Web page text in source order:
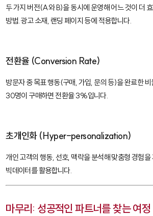
두 가지 버전(A와 B)을 동시에 운영해 어느 것이 더
방법. 광고 소재, 랜딩 페이지 등에 적용합니다.
전환율 (Conversion Rate)
방문자 중 목표 행동(구매, 가입, 문의 등)을 완료한
30명이 구매하면 전환율 3%입니다.
초개인화 (Hyper-personalization)
개인 고객의 행동, 선호, 맥락을 분석해 맞춤형 경험
빅데이터를 활용합니다.
마무리: 성공적인 파트너를 찾는 여정